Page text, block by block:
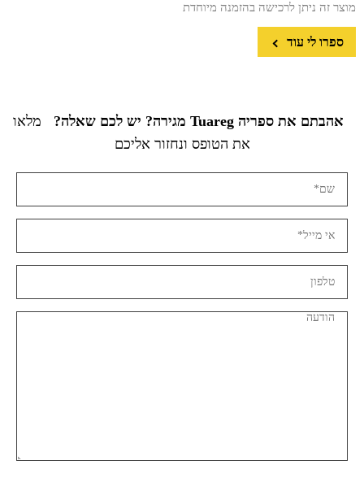
מוצר זה ניתן לרכישה בהזמנה מיוחדת
ספרו לי עוד
אהבתם את ספריה Tuareg מגירה? יש לכם שאלה?
מלאו
את הטופס ונחזור אליכם